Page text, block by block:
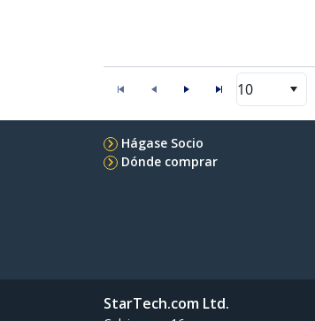
10
Hágase Socio
Dónde comprar
StarTech.com Ltd.